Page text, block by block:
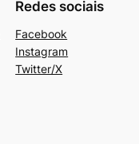
Redes sociais
Facebook
Instagram
Twitter/X